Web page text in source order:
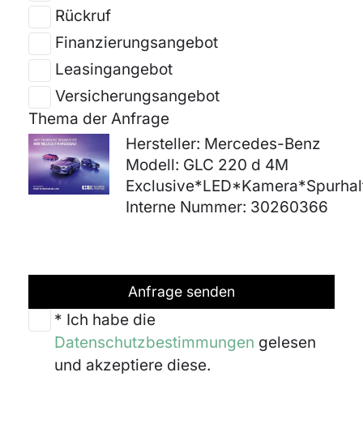
Rückruf
Finanzierungsangebot
Leasingangebot
Versicherungsangebot
Thema der Anfrage
Hersteller: Mercedes-Benz
Modell: GLC 220 d 4M
Interne Nummer: 30260366
Anfrage senden
* Ich habe die
Datenschutzbestimmungen gelesen
und akzeptiere diese.